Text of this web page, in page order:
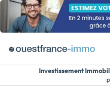
Investissement